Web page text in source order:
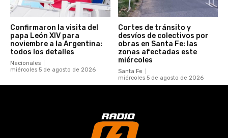
Confirmaron la visita del
papa León XIV para
noviembre a la Argentina:
todos los detalles
Nacionales
miércoles 5 de agosto de 2026
Cortes de tránsito y
desvíos de colectivos por
obras en Santa Fe: las
zonas afectadas este
miércoles
Santa Fe
miércoles 5 de agosto de 2026